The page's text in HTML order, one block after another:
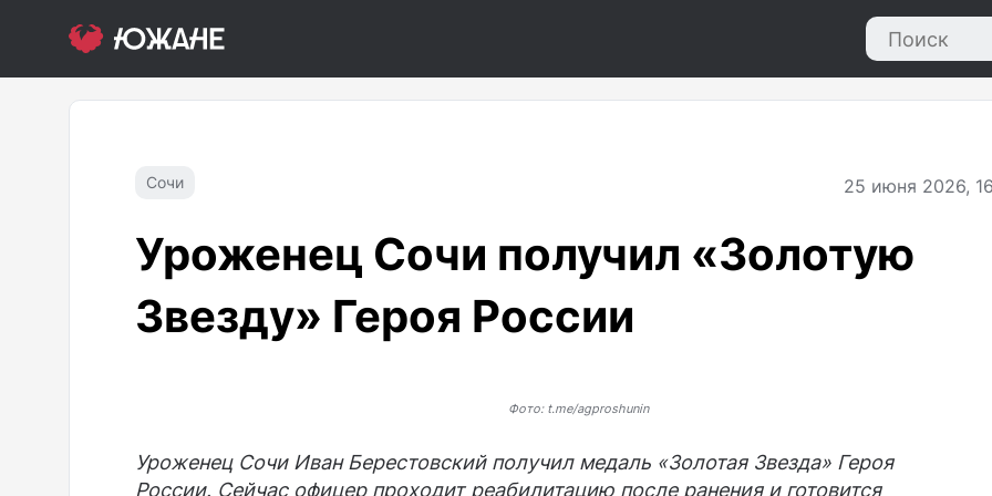
Сочи 25 июня 2026,
Уроженец Сочи получил «Золотую
Звезду» Героя России
Фото: t.me/agproshunin
Уроженец Сочи Иван Берестовский получил медаль «Золотая Звезда» Героя
России. Сейчас офицер проходит реабилитацию после ранения и готовится